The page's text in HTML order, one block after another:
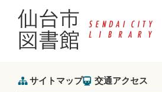
サイトマップ 交通アクセス